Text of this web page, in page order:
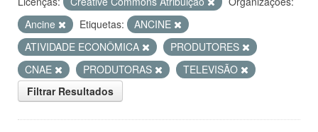
Ancine
Etiquetas:
ANCINE
ATIVIDADE ECONÔMICA
PRODUTORES
CNAE
PRODUTORAS
TELEVISÃO
Filtrar Resultados